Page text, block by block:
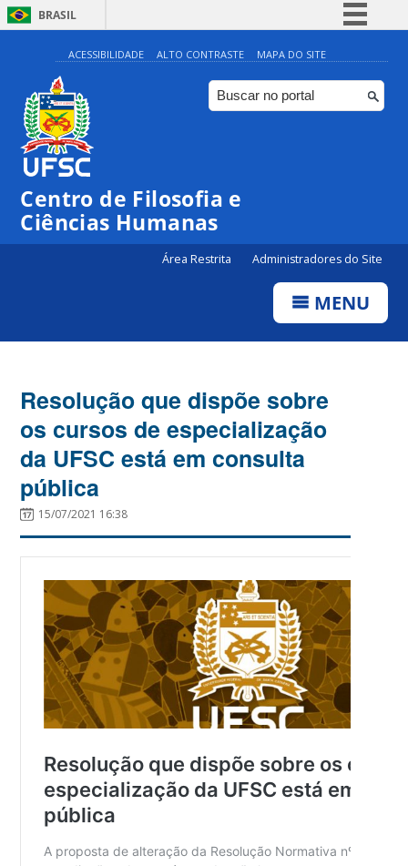
BRASIL
Simplifique!
Comunica BR
Participe
ACESSIBILIDADE ALTO CONTRASTE MAPA DO SITE
Centro de Filosofia e
Ciências Humanas
Área Restrita Administradores do Site
MENU
Resolução que dispõe sobre
os cursos de especialização
da UFSC está em consulta
pública
15/07/2021 16:38